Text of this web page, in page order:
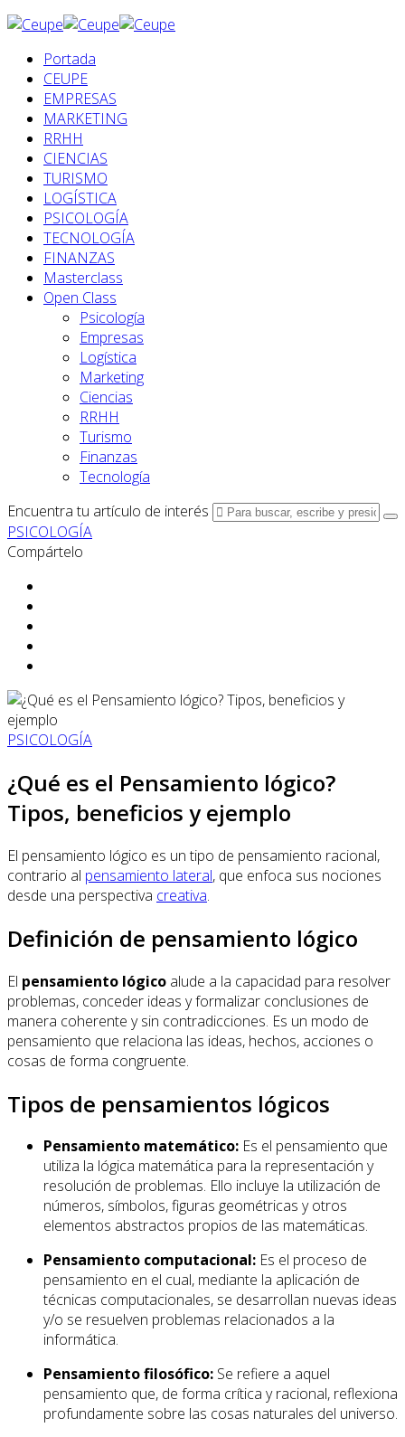
Portada
CEUPE
EMPRESAS
MARKETING
RRHH
CIENCIAS
TURISMO
LOGÍSTICA
PSICOLOGÍA
TECNOLOGÍA
FINANZAS
Masterclass
Open Class
Psicología
Empresas
Logística
Marketing
Ciencias
RRHH
Turismo
Finanzas
Tecnología
Encuentra tu artículo de interés
PSICOLOGÍA
Compártelo
PSICOLOGÍA
¿Qué es el Pensamiento lógico?
Tipos, beneficios y ejemplo
El pensamiento lógico es un tipo de pensamiento racional,
contrario al pensamiento lateral, que enfoca sus nociones
desde una perspectiva creativa.
Definición de pensamiento lógico
El pensamiento lógico alude a la capacidad para resolver
problemas, conceder ideas y formalizar conclusiones de
manera coherente y sin contradicciones. Es un modo de
pensamiento que relaciona las ideas, hechos, acciones o
cosas de forma congruente.
Tipos de pensamientos lógicos
Pensamiento matemático: Es el pensamiento que
utiliza la lógica matemática para la representación y
resolución de problemas. Ello incluye la utilización de
números, símbolos, figuras geométricas y otros
elementos abstractos propios de las matemáticas.
Pensamiento computacional: Es el proceso de
pensamiento en el cual, mediante la aplicación de
técnicas computacionales, se desarrollan nuevas ideas
y/o se resuelven problemas relacionados a la
informática.
Pensamiento filosófico: Se refiere a aquel
pensamiento que, de forma crítica y racional, reflexiona
profundamente sobre las cosas naturales del universo.